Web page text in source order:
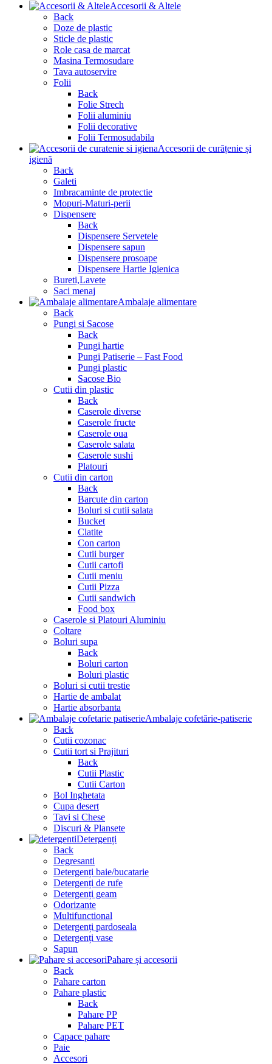
Accesorii & Altele
Back
Doze de plastic
Sticle de plastic
Role casa de marcat
Masina Termosudare
Tava autoservire
Folii
Back
Folie Strech
Folii aluminiu
Folii decorative
Folii Termosudabila
Accesorii de curățenie și
igienă
Back
Galeti
Imbracaminte de protectie
Mopuri-Maturi-perii
Dispensere
Back
Dispensere Servetele
Dispensere sapun
Dispensere prosoape
Dispensere Hartie Igienica
Bureti,Lavete
Saci menaj
Ambalaje alimentare
Back
Pungi si Sacose
Back
Pungi hartie
Pungi Patiserie – Fast Food
Pungi plastic
Sacose Bio
Cutii din plastic
Back
Caserole diverse
Caserole fructe
Caserole oua
Caserole salata
Caserole sushi
Platouri
Cutii din carton
Back
Barcute din carton
Boluri si cutii salata
Bucket
Clatite
Con carton
Cutii burger
Cutii cartofi
Cutii meniu
Cutii Pizza
Cutii sandwich
Food box
Caserole si Platouri Aluminiu
Coltare
Boluri supa
Back
Boluri carton
Boluri plastic
Boluri si cutii trestie
Hartie de ambalat
Hartie absorbanta
Ambalaje cofetărie-patiserie
Back
Cutii cozonac
Cutii tort si Prajituri
Back
Cutii Plastic
Cutii Carton
Bol Inghetata
Cupa desert
Tavi si Chese
Discuri & Plansete
Detergenți
Back
Degresanti
Detergenți baie/bucatarie
Detergenți de rufe
Detergenți geam
Odorizante
Multifunctional
Detergenți pardoseala
Detergenți vase
Sapun
Pahare și accesorii
Back
Pahare carton
Pahare plastic
Back
Pahare PP
Pahare PET
Capace pahare
Paie
Accesori